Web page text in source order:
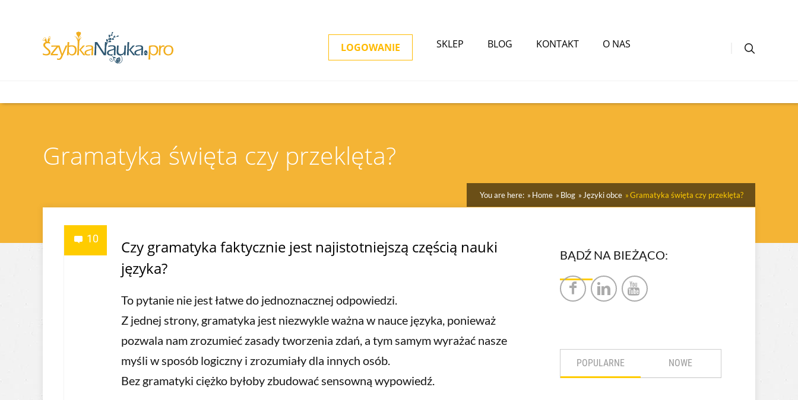
LOGOWANIE SKLEP BLOG KONTAKT O NAS
Gramatyka święta czy przeklęta?
You are here: Home Blog Języki obce Gramatyka święta czy przeklęta?
10
Czy gramatyka faktycznie jest najistotniejszą częścią nauki
języka?
To pytanie nie jest łatwe do jednoznacznej odpowiedzi.
Z jednej strony, gramatyka jest niezwykle ważna w nauce języka, ponieważ
pozwala nam zrozumieć zasady tworzenia zdań, a tym samym wyrażać nasze
myśli w sposób logiczny i zrozumiały dla innych osób.
Bez gramatyki ciężko byłoby zbudować sensowną wypowiedź.
BĄDŹ NA BIEŻĄCO:
POPULARNE NOWE